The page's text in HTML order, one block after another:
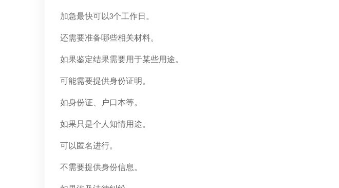
加急最快可以3个工作日。
还需要准备哪些相关材料。
如果鉴定结果需要用于某些用途。
可能需要提供身份证明。
如身份证、户口本等。
如果只是个人知情用途。
可以匿名进行。
不需要提供身份信息。